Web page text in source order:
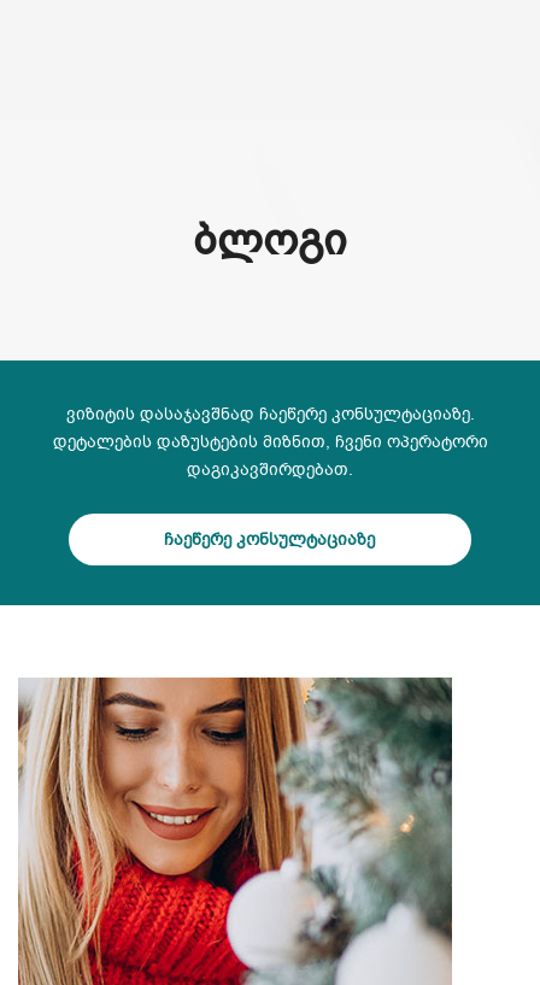
ᲑᲚᲝᲒᲘ
ვიზიტის დასაჯავშნად ჩაეწერე კონსულტაციაზე.
დეტალების დაზუსტების მიზნით, ჩვენი ოპერატორი
დაგიკავშირდებათ.
ჩაეწერე კონსულტაციაზე